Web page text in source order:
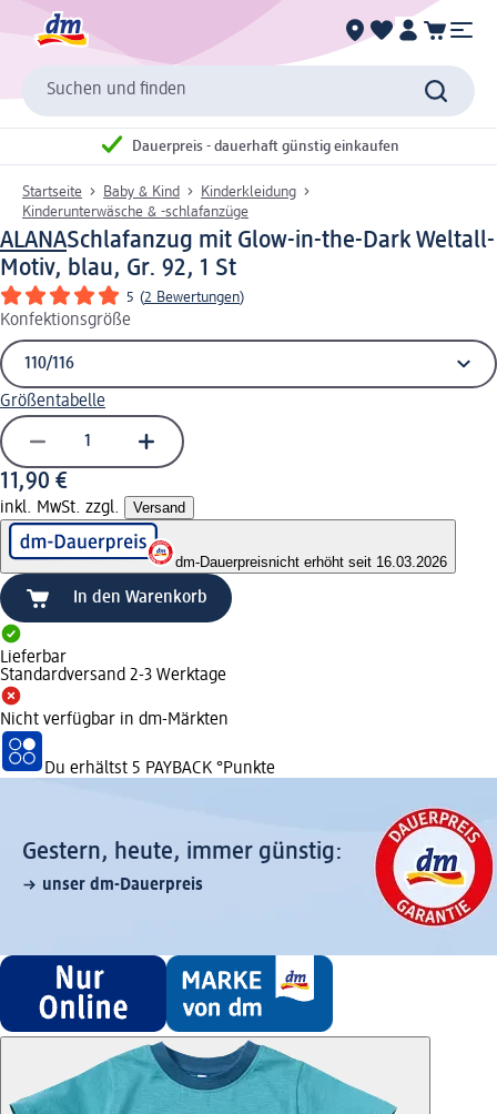
Suchen und finden
Dauerpreis - dauerhaft günstig einkaufen
Startseite Baby & Kind
Kinderkleidung
Kinderunterwäsche & -schlafanzüge
ALANASchlafanzug mit Glow-in-the-Dark Weltall-
Motiv, blau, Gr. 92, 1 St
5 (2 Bewertungen)
Konfektionsgröße
Größentabelle
11,90 €
inkl. MwSt. zzgl. Versand
dm-Dauerpreisnicht erhöht seit 16.03.2026
In den Warenkorb
Lieferbar
Standardversand 2-3 Werktage
Nicht verfügbar in dm-Märkten
Du erhältst 5 PAYBACK °Punkte
Gestern, heute, immer günstig:
unser dm-Dauerpreis